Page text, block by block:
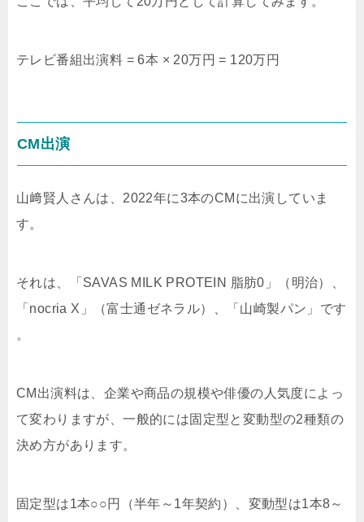
テレビ番組出演料 = 6本 × 20万円 = 120万円
CM出演
山﨑賢人さんは、2022年に3本のCMに出演していま
す。
それは、「SAVAS MILK PROTEIN 脂肪0」（明治）、
「nocria X」（富士通ゼネラル）、「山崎製パン」です
。
CM出演料は、企業や商品の規模や俳優の人気度によっ
て変わりますが、一般的には固定型と変動型の2種類の
決め方があります。
固定型は1本○○円（半年～1年契約）、変動型は1本8～